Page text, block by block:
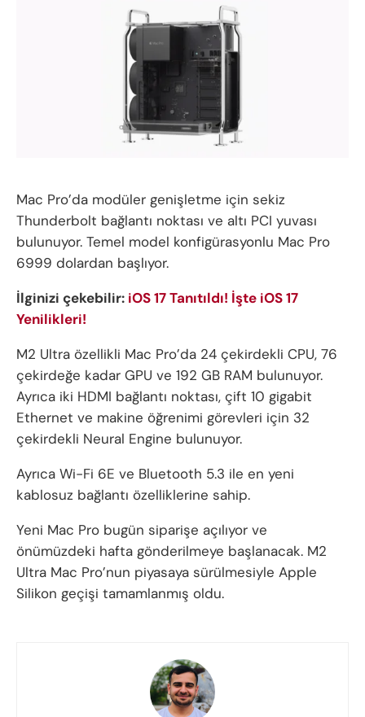
Mac Pro’da modüler genişletme için sekiz
Thunderbolt bağlantı noktası ve altı PCI yuvası
bulunuyor. Temel model konfigürasyonlu Mac Pro
6999 dolardan başlıyor.
İlginizi çekebilir: iOS 17 Tanıtıldı! İşte iOS 17
Yenilikleri!
M2 Ultra özellikli Mac Pro’da 24 çekirdekli CPU, 76
çekirdeğe kadar GPU ve 192 GB RAM bulunuyor.
Ayrıca iki HDMI bağlantı noktası, çift 10 gigabit
Ethernet ve makine öğrenimi görevleri için 32
çekirdekli Neural Engine bulunuyor.
Ayrıca Wi-Fi 6E ve Bluetooth 5.3 ile en yeni
kablosuz bağlantı özelliklerine sahip.
Yeni Mac Pro bugün siparişe açılıyor ve
önümüzdeki hafta gönderilmeye başlanacak. M2
Ultra Mac Pro’nun piyasaya sürülmesiyle Apple
Silikon geçişi tamamlanmış oldu.